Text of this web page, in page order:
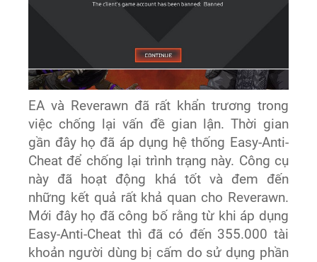
EA và Reverawn đã rất khẩn trương trong
việc chống lại vấn đề gian lận. Thời gian
gần đây họ đã áp dụng hệ thống Easy-Anti-
Cheat để chống lại trình trạng này. Công cụ
này đã hoạt động khá tốt và đem đến
những kết quả rất khả quan cho Reverawn.
Mới đây họ đã công bố rằng từ khi áp dụng
Easy-Anti-Cheat thì đã có đến 355.000 tài
khoản người dùng bị cấm do sử dụng phần